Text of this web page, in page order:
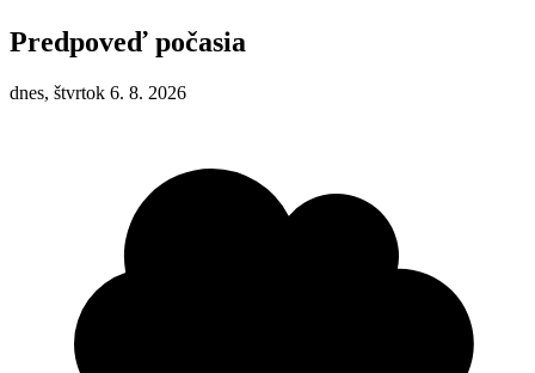
Predpoveď počasia
dnes, štvrtok 6. 8. 2026